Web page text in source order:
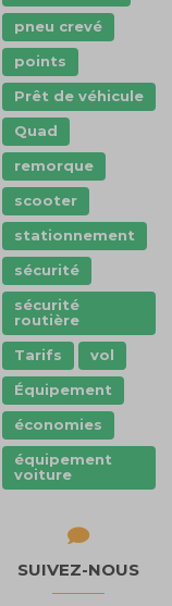
pneu crevé
points
Prêt de véhicule
Quad
remorque
scooter
stationnement
sécurité
sécurité
routière
Tarifs
vol
Équipement
économies
équipement
voiture
SUIVEZ-NOUS